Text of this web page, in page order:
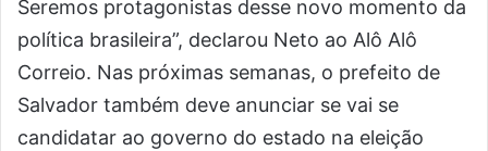
Seremos protagonistas desse novo momento da
política brasileira”, declarou Neto ao Alô Alô
Correio. Nas próximas semanas, o prefeito de
Salvador também deve anunciar se vai se
candidatar ao governo do estado na eleição